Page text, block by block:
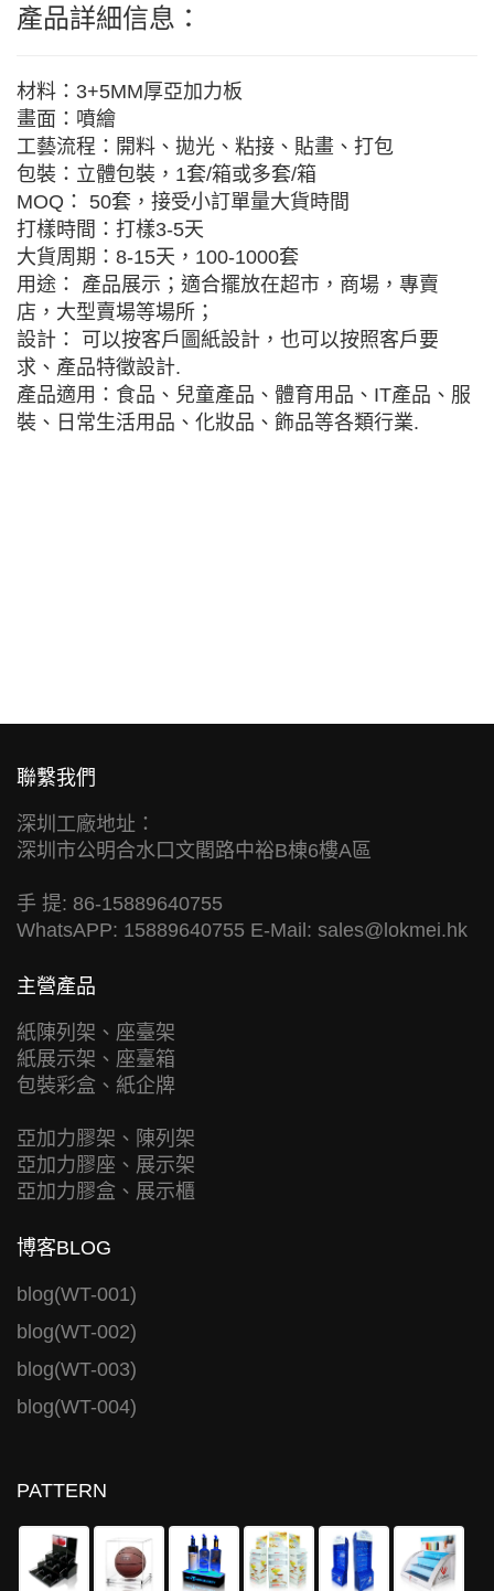
產品詳細信息：
材料：3+5MM厚亞加力板
畫面：噴繪
工藝流程：開料、拋光、粘接、貼畫、打包
包裝：立體包裝，1套/箱或多套/箱
MOQ： 50套，接受小訂單量大貨時間
打樣時間：打樣3-5天
大貨周期：8-15天，100-1000套
用途： 產品展示；適合擺放在超市，商場，專賣
店，大型賣場等場所；
設計： 可以按客戶圖紙設計，也可以按照客戶要
求、產品特徵設計.
產品適用：食品、兒童產品、體育用品、IT產品、服
裝、日常生活用品、化妝品、飾品等各類行業.
聯繫我們
深圳工廠地址：
深圳市公明合水口文閣路中裕B棟6樓A區
手 提: 86-15889640755
WhatsAPP: 15889640755 E-Mail: sales@lokmei.hk
主營產品
紙陳列架、座臺架
紙展示架、座臺箱
包裝彩盒、紙企牌
亞加力膠架、陳列架
亞加力膠座、展示架
亞加力膠盒、展示櫃
博客BLOG
blog(WT-001)
blog(WT-002)
blog(WT-003)
blog(WT-004)
PATTERN